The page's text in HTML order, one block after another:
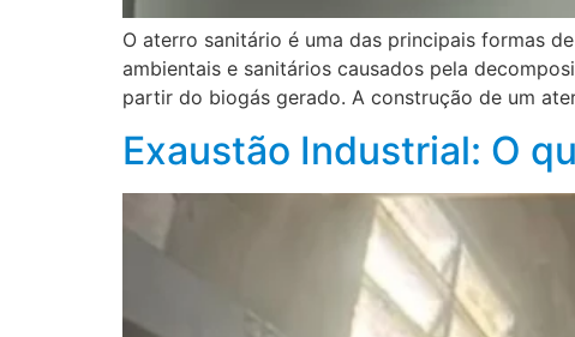
O aterro sanitário é uma das principais formas
ambientais e sanitários causados pela
partir do biogás gerado. A construção de um
Exaustão Industrial: O